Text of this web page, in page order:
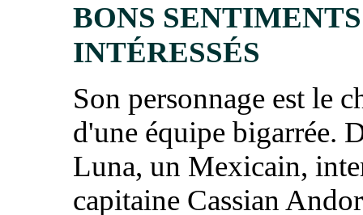
BONS SENTIMENTS
INTÉRESSÉS
Son personnage est le
d'une équipe bigarrée.
Luna, un Mexicain,
capitaine Cassian